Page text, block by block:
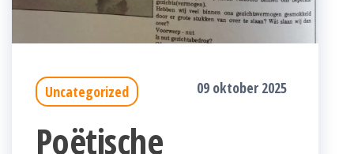
Uncategorized 09 oktober 2025
Poëtische